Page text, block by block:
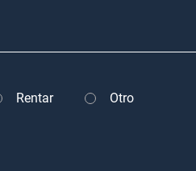
Rentar
Otro